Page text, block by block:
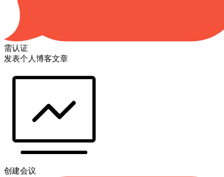
需认证
发表个人博客文章
创建会议